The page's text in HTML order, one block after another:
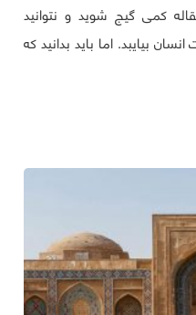
کمی گیج شوید و نتوانید
بیایبد. اما باید بدانید که